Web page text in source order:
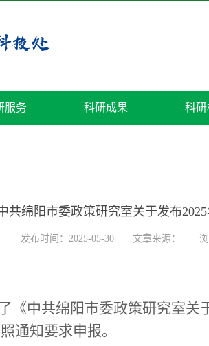
服务 科研成果 科研
共绵阳市委政策研究室关于发布
发布时间：2025-05-30 文章来源：
《中共绵阳市委政策研究室关
通知要求申报。